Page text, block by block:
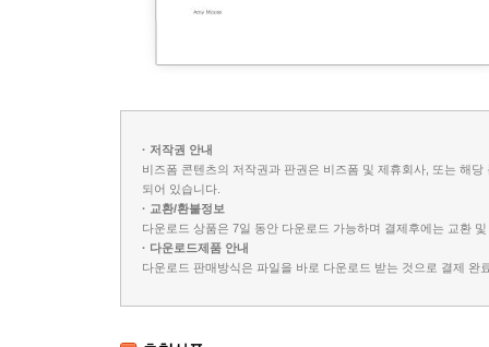
· 저작권 안내
비즈폼 콘텐츠의 저작권과 판권은 비즈폼 및 제휴회사, 또는 해
되어 있습니다.
· 교환/환불정보
다운로드 상품은 7일 동안 다운로드 가능하며 결제후에는 교환
· 다운로드제품 안내
다운로드 판매방식은 파일을 바로 다운로드 받는 것으로 결제 완